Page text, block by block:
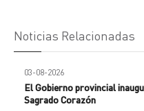
Noticias Relacionadas
03-08-2026
El Gobierno provincial
Sagrado Corazón